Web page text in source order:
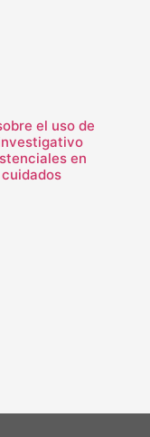
el uso de
en